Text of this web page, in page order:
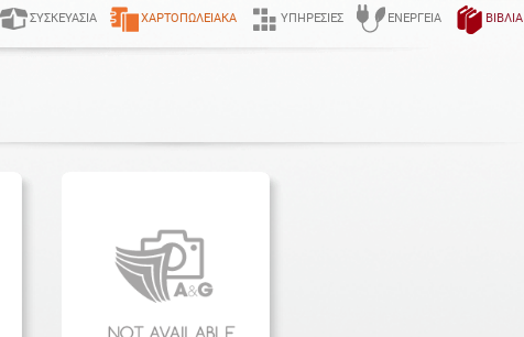
ΣΥΣΚΕΥΑΣΊΑ ΧΑΡΤΟΠΩΛΕΙΑΚΆ ΥΠΗΡΕΣΊΕΣ ΕΝΈΡΓΕΙΑ ΒΙΒΛΊΑ